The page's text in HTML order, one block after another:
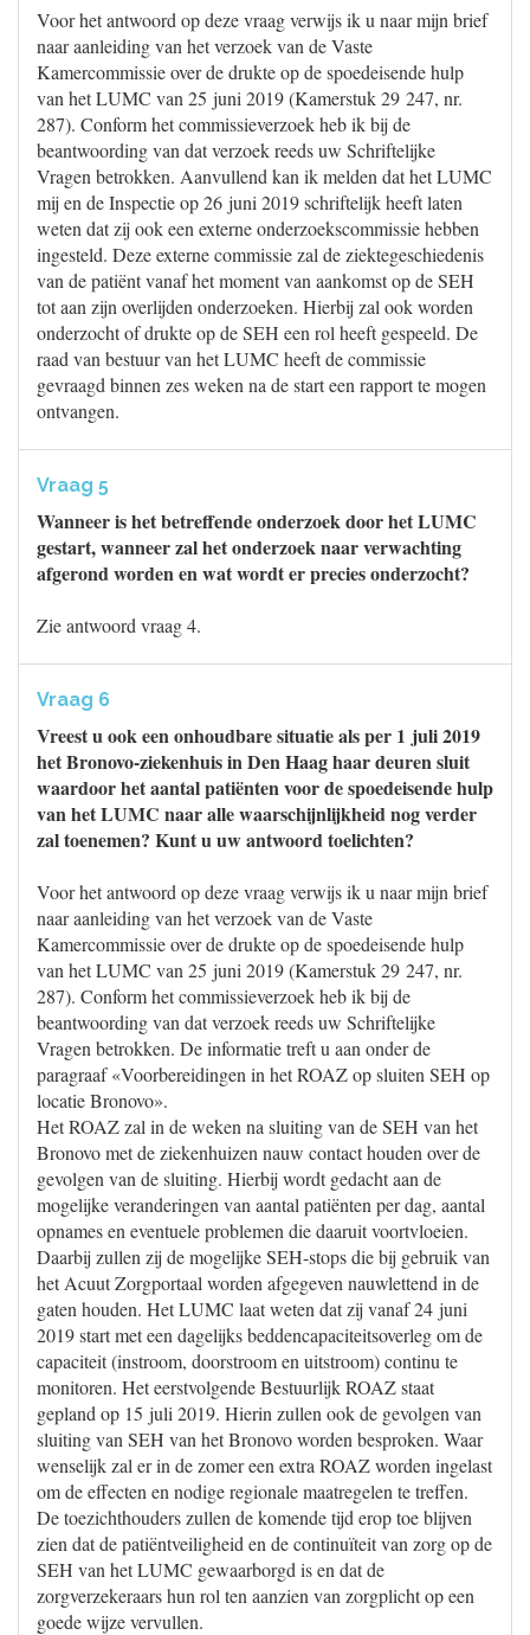
Voor het antwoord op deze vraag verwijs ik u naar mijn brief
naar aanleiding van het verzoek van de Vaste
Kamercommissie over de drukte op de spoedeisende hulp
van het LUMC van 25 juni 2019 (Kamerstuk 29 247, nr.
287). Conform het commissieverzoek heb ik bij de
beantwoording van dat verzoek reeds uw Schriftelijke
Vragen betrokken. Aanvullend kan ik melden dat het LUMC
mij en de Inspectie op 26 juni 2019 schriftelijk heeft laten
weten dat zij ook een externe onderzoekscommissie hebben
ingesteld. Deze externe commissie zal de ziektegeschiedenis
van de patiënt vanaf het moment van aankomst op de SEH
tot aan zijn overlijden onderzoeken. Hierbij zal ook worden
onderzocht of drukte op de SEH een rol heeft gespeeld. De
raad van bestuur van het LUMC heeft de commissie
gevraagd binnen zes weken na de start een rapport te mogen
ontvangen.
Vraag 5
Wanneer is het betreffende onderzoek door het LUMC
gestart, wanneer zal het onderzoek naar verwachting
afgerond worden en wat wordt er precies onderzocht?
Zie antwoord vraag 4.
Vraag 6
Vreest u ook een onhoudbare situatie als per 1 juli 2019
het Bronovo-ziekenhuis in Den Haag haar deuren sluit
waardoor het aantal patiënten voor de spoedeisende hulp
van het LUMC naar alle waarschijnlijkheid nog verder
zal toenemen? Kunt u uw antwoord toelichten?
Voor het antwoord op deze vraag verwijs ik u naar mijn brief
naar aanleiding van het verzoek van de Vaste
Kamercommissie over de drukte op de spoedeisende hulp
van het LUMC van 25 juni 2019 (Kamerstuk 29 247, nr.
287). Conform het commissieverzoek heb ik bij de
beantwoording van dat verzoek reeds uw Schriftelijke
Vragen betrokken. De informatie treft u aan onder de
paragraaf «Voorbereidingen in het ROAZ op sluiten SEH op
locatie Bronovo».
Het ROAZ zal in de weken na sluiting van de SEH van het
Bronovo met de ziekenhuizen nauw contact houden over de
gevolgen van de sluiting. Hierbij wordt gedacht aan de
mogelijke veranderingen van aantal patiënten per dag, aantal
opnames en eventuele problemen die daaruit voortvloeien.
Daarbij zullen zij de mogelijke SEH-stops die bij gebruik van
het Acuut Zorgportaal worden afgegeven nauwlettend in de
gaten houden. Het LUMC laat weten dat zij vanaf 24 juni
2019 start met een dagelijks beddencapaciteitsoverleg om de
capaciteit (instroom, doorstroom en uitstroom) continu te
monitoren. Het eerstvolgende Bestuurlijk ROAZ staat
gepland op 15 juli 2019. Hierin zullen ook de gevolgen van
sluiting van SEH van het Bronovo worden besproken. Waar
wenselijk zal er in de zomer een extra ROAZ worden ingelast
om de effecten en nodige regionale maatregelen te treffen.
De toezichthouders zullen de komende tijd erop toe blijven
zien dat de patiëntveiligheid en de continuïteit van zorg op de
SEH van het LUMC gewaarborgd is en dat de
zorgverzekeraars hun rol ten aanzien van zorgplicht op een
goede wijze vervullen.